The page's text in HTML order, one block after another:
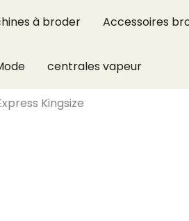
à broder Accessoires
centrales vapeur
Kingsize